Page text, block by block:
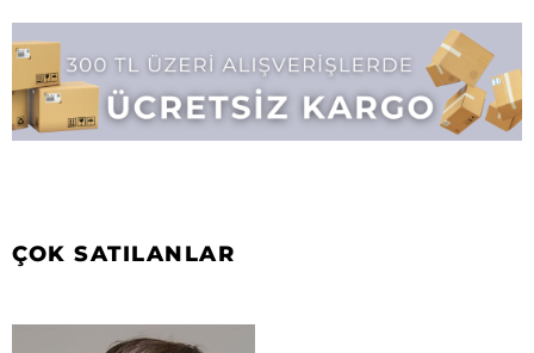
ÇOK SATILANLAR